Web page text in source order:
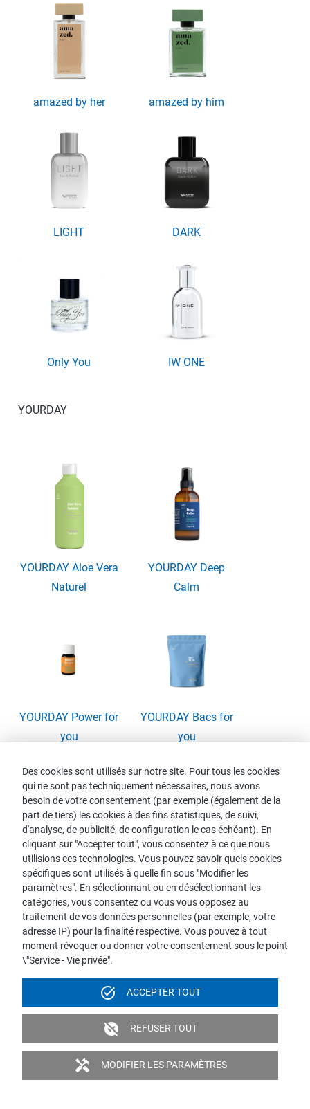
amazed by her amazed by him
LIGHT DARK
Only You IW ONE
YOURDAY
YOURDAY Aloe Vera
Naturel
YOURDAY Deep
Calm
YOURDAY Power for
you
YOURDAY Bacs for
you
YOURDAY Female
Circle Confidence!
YOURDAY Female
Meno Moment!
YOURDAY Female
BestAge Bloom!
YOURDAY Male All-In
Boost!
Des cookies sont utilisés sur notre site. Pour tous les cookies
qui ne sont pas techniquement nécessaires, nous avons
besoin de votre consentement (par exemple (également de la
part de tiers) les cookies à des fins statistiques, de suivi,
d'analyse, de publicité, de configuration le cas échéant). En
cliquant sur "Accepter tout", vous consentez à ce que nous
utilisions ces technologies. Vous pouvez savoir quels cookies
spécifiques sont utilisés à quelle fin sous "Modifier les
paramètres". En sélectionnant ou en désélectionnant les
catégories, vous consentez ou vous vous opposez au
traitement de vos données personnelles (par exemple, votre
adresse IP) pour la finalité respective. Vous pouvez à tout
moment révoquer ou donner votre consentement sous le point
\"Service - Vie privée".
task_alt ACCEPTER TOUT
unpublished REFUSER TOUT
handyman MODIFIER LES PARAMÈTRES